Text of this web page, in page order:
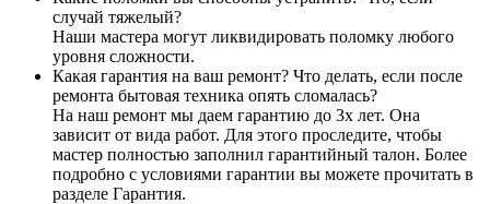
случай тяжелый?
Наши мастера могут ликвидировать поломку любого
уровня сложности.
Какая гарантия на ваш ремонт? Что делать, если после
ремонта бытовая техника опять сломалась?
На наш ремонт мы даем гарантию до 3х лет. Она
зависит от вида работ. Для этого проследите, чтобы
мастер полностью заполнил гарантийный талон. Более
подробно с условиями гарантии вы можете прочитать в
разделе Гарантия.